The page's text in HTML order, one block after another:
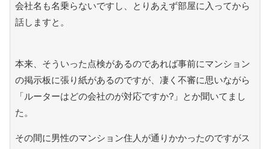
会社名も名乗らないですし、とりあえず部屋に入ってから
話しますと。
本来、そういった点検があるのであれば事前にマンション
の掲示板に張り紙があるのですが、凄く不審に思いながら
「ルーターはどの会社のが対応ですか?」とか聞いてまし
た。
その間に男性のマンション住人が通りかかったのですがス